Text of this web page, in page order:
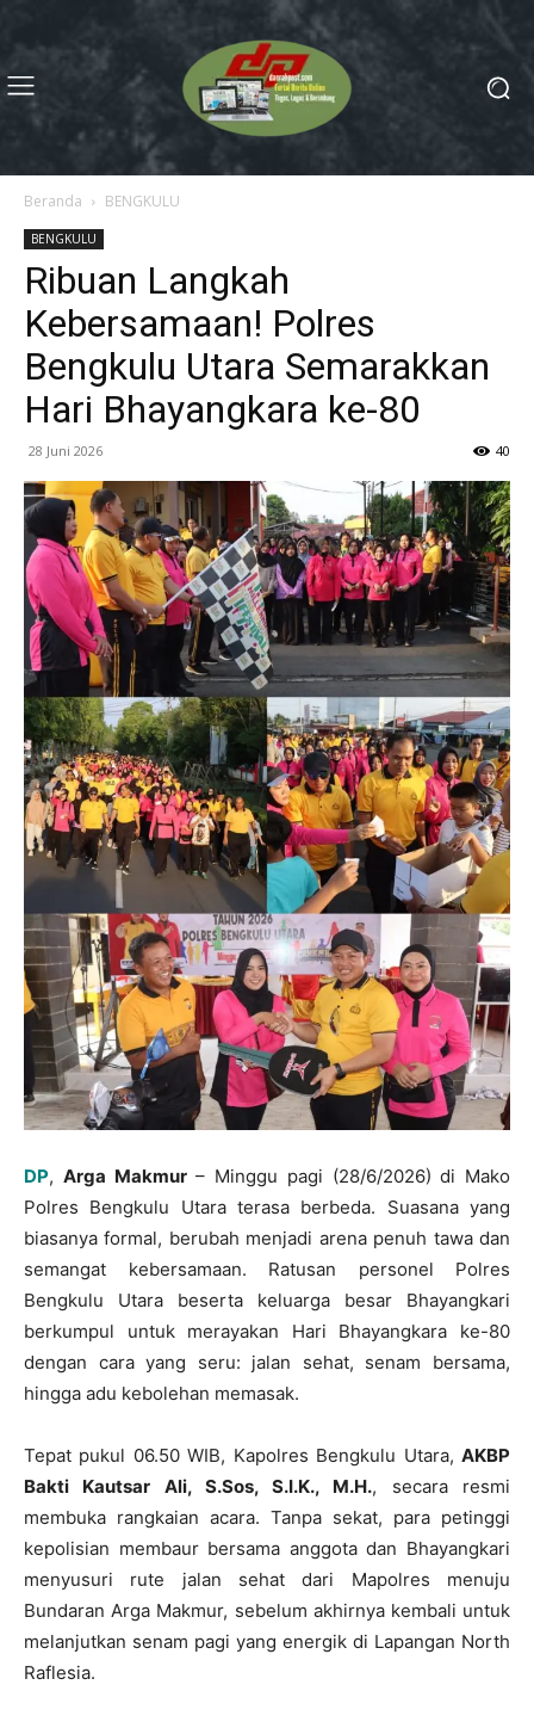
Beranda BENGKULU
BENGKULU
Ribuan Langkah
Kebersamaan! Polres
Bengkulu Utara Semarakkan
Hari Bhayangkara ke-80
28 Juni 2026 40
DP, Arga Makmur– Minggu pagi (28/6/2026) di Mako
Polres Bengkulu Utara terasa berbeda. Suasana yang
biasanya formal, berubah menjadi arena penuh tawa dan
semangat kebersamaan. Ratusan personel Polres
Bengkulu Utara beserta keluarga besar Bhayangkari
berkumpul untuk merayakan Hari Bhayangkara ke-80
dengan cara yang seru: jalan sehat, senam bersama,
hingga adu kebolehan memasak.
Tepat pukul 06.50 WIB, Kapolres Bengkulu Utara, AKBP
Bakti Kautsar Ali, S.Sos, S.I.K., M.H., secara resmi
membuka rangkaian acara. Tanpa sekat, para petinggi
kepolisian membaur bersama anggota dan Bhayangkari
menyusuri rute jalan sehat dari Mapolres menuju
Bundaran Arga Makmur, sebelum akhirnya kembali untuk
melanjutkan senam pagi yang energik di Lapangan North
Raflesia.